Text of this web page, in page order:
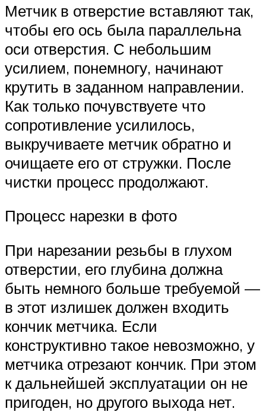
Метчик в отверстие вставляют так,
чтобы его ось была параллельна
оси отверстия. С небольшим
усилием, понемногу, начинают
крутить в заданном направлении.
Как только почувствуете что
сопротивление усилилось,
выкручиваете метчик обратно и
очищаете его от стружки. После
чистки процесс продолжают.
Процесс нарезки в фото
При нарезании резьбы в глухом
отверстии, его глубина должна
быть немного больше требуемой —
в этот излишек должен входить
кончик метчика. Если
конструктивно такое невозможно, у
метчика отрезают кончик. При этом
к дальнейшей эксплуатации он не
пригоден, но другого выхода нет.